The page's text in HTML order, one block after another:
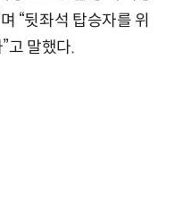
“뒷좌석 탑승자를 위
고 말했다.